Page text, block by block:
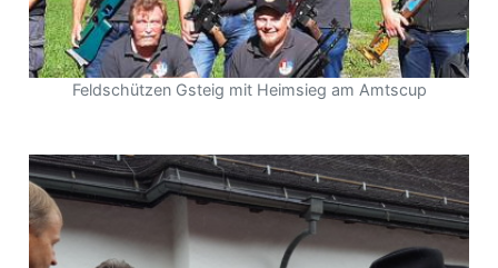
Feldschützen Gsteig mit Heimsieg am Amtscup